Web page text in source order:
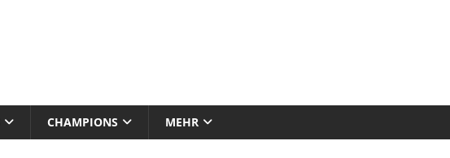
CHAMPIONS MEHR